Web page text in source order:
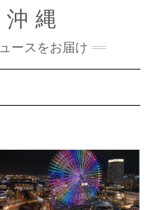
縄
ースをお届け
Navigation